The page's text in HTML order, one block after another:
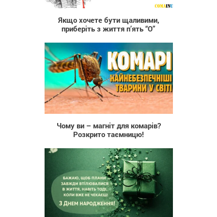
Якщо хочете бути щаливими,
приберіть з життя п’ять “О”
189
Чому ви – магніт для комарів?
Розкрито таємницю!